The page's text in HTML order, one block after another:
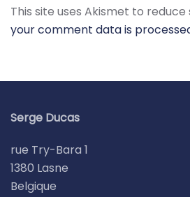
This site uses Akismet to reduce
your comment data is
Serge Ducas
rue Try-Bara 1
1380 Lasne
Belgique